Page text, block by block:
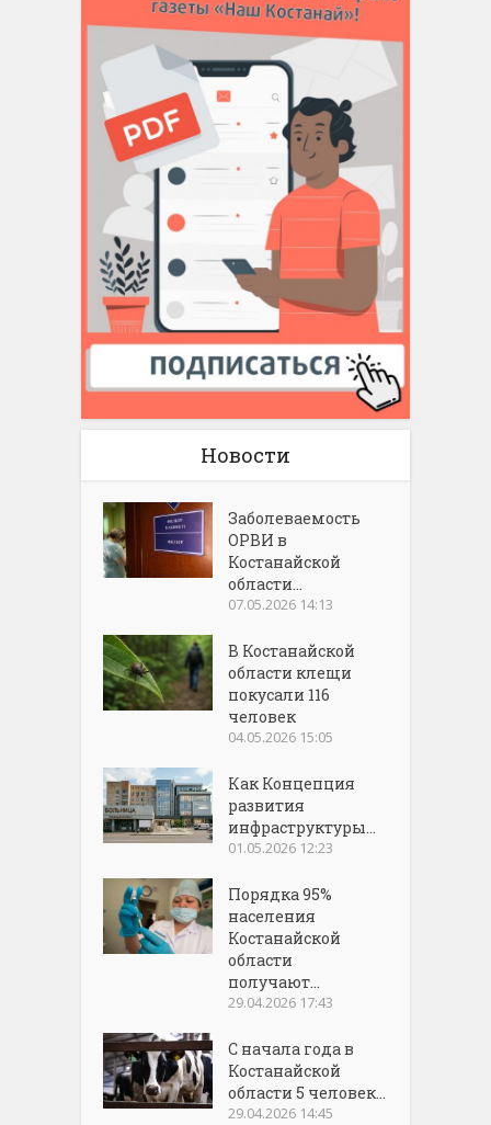
Новости
Заболеваемость
ОРВИ в
Костанайской
области...
07.05.2026 14:13
В Костанайской
области клещи
покусали 116
человек
04.05.2026 15:05
Как Концепция
развития
инфраструктуры...
01.05.2026 12:23
Порядка 95%
населения
Костанайской
области
получают...
29.04.2026 17:43
С начала года в
Костанайской
области 5 человек...
29.04.2026 14:45